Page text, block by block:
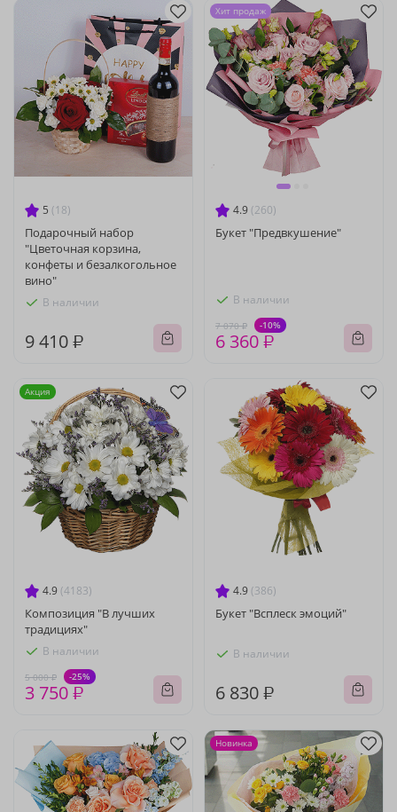
5 (18)
Подарочный набор
"Цветочная корзина,
конфеты и безалкогольное
вино"
В наличии
9 410 ₽
4.9 (260)
Букет "Предвкушение"
В наличии
7 070 ₽ -10%
6 360 ₽
Хит продаж
4.9 (4183)
Композиция "В лучших
традициях"
В наличии
5 000 ₽ -25%
3 750 ₽
Акция
4.9 (386)
Букет "Всплеск эмоций"
В наличии
6 830 ₽
Новинка